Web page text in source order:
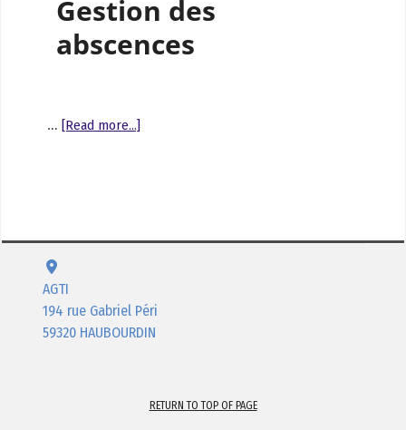
Gestion des
abscences
… [Read more...]
AGTI
194 rue Gabriel Péri
59320 HAUBOURDIN
RETURN TO TOP OF PAGE